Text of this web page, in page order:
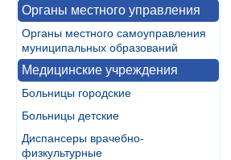
Органы местного управления
Органы местного самоуправления
муниципальных образований
Медицинские учреждения
Больницы городские
Больницы детские
Диспансеры врачебно-
физкультурные